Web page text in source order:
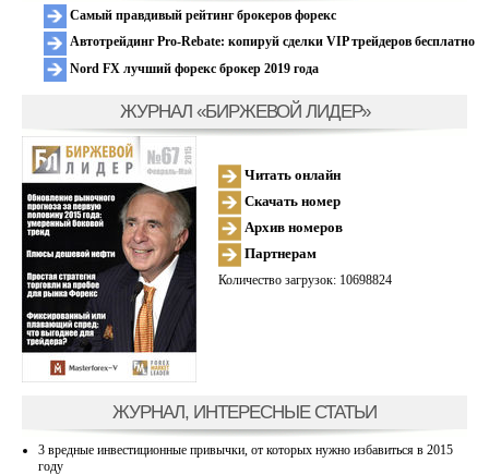
Самый правдивый рейтинг брокеров форекс
Автотрейдинг Pro-Rebate: копируй сделки VIP трейдеров бесплатно
Nord FX лучший форекс брокер 2019 года
ЖУРНАЛ «БИРЖЕВОЙ ЛИДЕР»
Читать онлайн
Скачать номер
Архив номеров
Партнерам
Количество загрузок: 10698824
ЖУРНАЛ, ИНТЕРЕСНЫЕ СТАТЬИ
3 вредные инвестиционные привычки, от которых нужно избавиться в 2015
году